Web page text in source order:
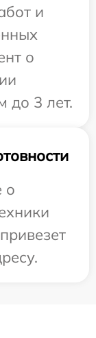
и
о
до 3 лет.
о